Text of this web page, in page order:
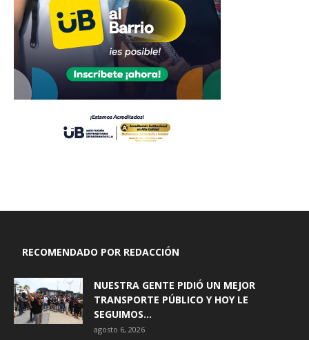
RECOMENDADO POR REDACCIÓN
NUESTRA GENTE PIDIÓ UN MEJOR
TRANSPORTE PÚBLICO Y HOY LE
SEGUIMOS...
agosto 6, 2026